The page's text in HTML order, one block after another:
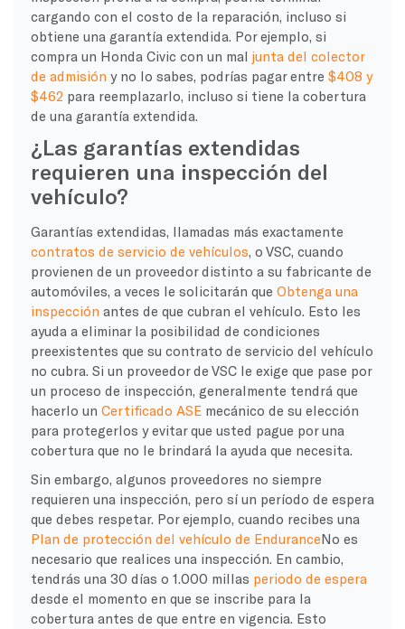
cargando con el costo de la reparación, incluso si
obtiene una garantía extendida. Por ejemplo, si
compra un Honda Civic con un mal junta del colector
de admisión y no lo sabes, podrías pagar entre $408 y
$462 para reemplazarlo, incluso si tiene la cobertura
de una garantía extendida.
¿Las garantías extendidas
requieren una inspección del
vehículo?
Garantías extendidas, llamadas más exactamente
contratos de servicio de vehículos, o VSC, cuando
provienen de un proveedor distinto a su fabricante de
automóviles, a veces le solicitarán que Obtenga una
inspección antes de que cubran el vehículo. Esto les
ayuda a eliminar la posibilidad de condiciones
preexistentes que su contrato de servicio del vehículo
no cubra. Si un proveedor de VSC le exige que pase por
un proceso de inspección, generalmente tendrá que
hacerlo un Certificado ASEmecánico de su elección
para protegerlos y evitar que usted pague por una
cobertura que no le brindará la ayuda que necesita.
Sin embargo, algunos proveedores no siempre
requieren una inspección, pero sí un período de espera
que debes respetar. Por ejemplo, cuando recibes una
Plan de protección del vehículo de EnduranceNo es
necesario que realices una inspección. En cambio,
tendrás una 30 días o 1.000 millas periodo de espera
desde el momento en que se inscribe para la
cobertura antes de que entre en vigencia. Esto